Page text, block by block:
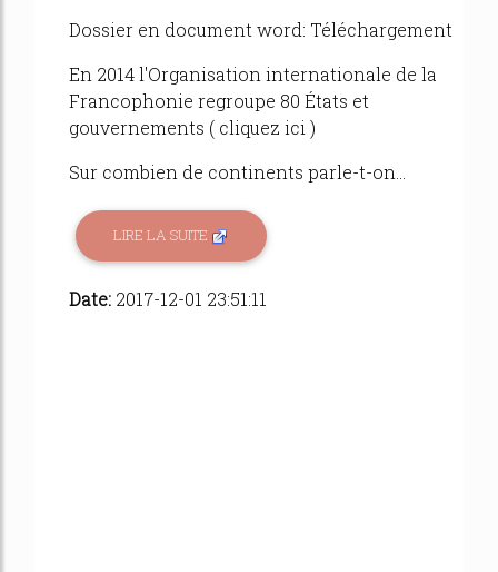
Dossier en document word: Téléchargement
En 2014 l'Organisation internationale de la
Francophonie regroupe 80 États et
gouvernements ( cliquez ici )
Sur combien de continents parle-t-on...
LIRE LA SUITE
Date: 2017-12-01 23:51:11